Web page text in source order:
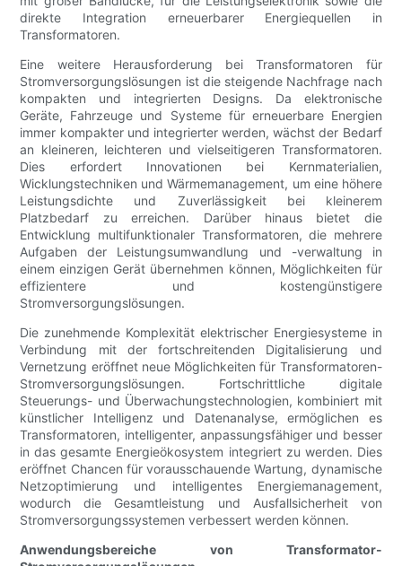
direkte Integration erneuerbarer Energiequellen in
Transformatoren.
Eine weitere Herausforderung bei Transformatoren für
Stromversorgungslösungen ist die steigende Nachfrage nach
kompakten und integrierten Designs. Da elektronische
Geräte, Fahrzeuge und Systeme für erneuerbare Energien
immer kompakter und integrierter werden, wächst der Bedarf
an kleineren, leichteren und vielseitigeren Transformatoren.
Dies erfordert Innovationen bei Kernmaterialien,
Wicklungstechniken und Wärmemanagement, um eine höhere
Leistungsdichte und Zuverlässigkeit bei kleinerem
Platzbedarf zu erreichen. Darüber hinaus bietet die
Entwicklung multifunktionaler Transformatoren, die mehrere
Aufgaben der Leistungsumwandlung und -verwaltung in
einem einzigen Gerät übernehmen können, Möglichkeiten für
effizientere und kostengünstigere
Stromversorgungslösungen.
Die zunehmende Komplexität elektrischer Energiesysteme in
Verbindung mit der fortschreitenden Digitalisierung und
Vernetzung eröffnet neue Möglichkeiten für Transformatoren-
Stromversorgungslösungen. Fortschrittliche digitale
Steuerungs- und Überwachungstechnologien, kombiniert mit
künstlicher Intelligenz und Datenanalyse, ermöglichen es
Transformatoren, intelligenter, anpassungsfähiger und besser
in das gesamte Energieökosystem integriert zu werden. Dies
eröffnet Chancen für vorausschauende Wartung, dynamische
Netzoptimierung und intelligentes Energiemanagement,
wodurch die Gesamtleistung und Ausfallsicherheit von
Stromversorgungssystemen verbessert werden können.
Anwendungsbereiche von Transformator-